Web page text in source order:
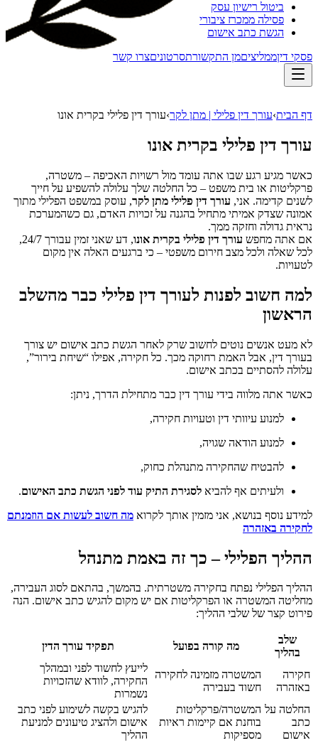
ביטול רישיון עסק
פסילה ממכרז ציבורי
הגשת כתב אישום
פסקי דיןממליציםמן התקשורתסרטוניםצרו קשר
דף הבית›עורך דין פלילי | מתן לקר›עורך דין פלילי בקרית אונו
עורך דין פלילי בקרית אונו
כאשר מגיע רגע שבו אתה עומד מול רשויות האכיפה – משטרה,
פרקליטות או בית משפט – כל החלטה שלך עלולה להשפיע על חייך
לשנים קדימה. אני, עורך דין פלילי מתן לקר, עוסק במשפט הפלילי מתוך
אמונה שצדק אמיתי מתחיל בהגנה על זכויות האדם, גם כשהמערכת
נראית גדולה וחזקה ממך.
אם אתה מחפש עורך דין פלילי בקרית אונו
, דע שאני זמין עבורך 24/7,
לכל שאלה ולכל מצב חירום משפטי – כי ברגעים האלה אין מקום
לטעויות.
למה חשוב לפנות לעורך דין פלילי כבר מהשלב
הראשון
לא מעט אנשים נוטים לחשוב שרק לאחר הגשת כתב אישום יש צורך
בעורך דין, אבל האמת רחוקה מכך. כל חקירה, אפילו “שיחת בירור”,
עלולה להסתיים בכתב אישום.
כאשר אתה מלווה בידי עורך דין כבר מתחילת הדרך, ניתן:
למנוע עיוותי דין וטעויות חקירה,
למנוע הודאה שגויה,
להבטיח שהחקירה מתנהלת כחוק,
ולעיתים אף להביא לסגירת התיק עוד לפני הגשת כתב האישום.
למידע נוסף בנושא, אני מזמין אותך לקרוא מה חשוב לעשות אם הוזמנתם
לחקירה באזהרה
ההליך הפלילי – כך זה באמת מתנהל
ההליך הפלילי נפתח בחקירה משטרתית. בהמשך, בהתאם לסוג העבירה,
מחליטה המשטרה או הפרקליטות אם יש מקום להגיש כתב אישום. הנה
פירוט קצר של שלבי ההליך:
שלב
בהליך
מה קורה בפועל תפקיד עורך הדין
חקירה
באזהרה
המשטרה מזמינה לחקירה
חשוד בעבירה
לייעץ לחשוד לפני ובמהלך
החקירה, לוודא שהזכויות
נשמרות
החלטה על
כתב
אישום
המשטרה/פרקליטות
בוחנת אם קיימות ראיות
מספיקות
להגיש בקשה לשימוע לפני כתב
אישום ולהציג טיעונים למניעת
ההליך